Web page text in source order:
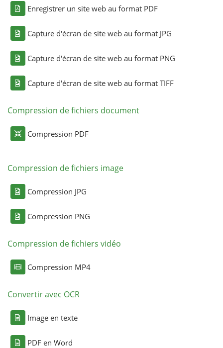
Enregistrer un site web au format PDF
Capture d'écran de site web au format JPG
Capture d'écran de site web au format PNG
Capture d'écran de site web au format TIFF
Compression de fichiers document
Compression PDF
Compression de fichiers image
Compression JPG
Compression PNG
Compression de fichiers vidéo
Compression MP4
Convertir avec OCR
Image en texte
PDF en Word